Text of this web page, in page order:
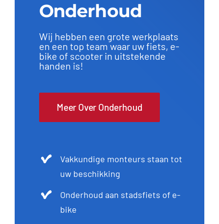
Onderhoud
Wij hebben een grote werkplaats
en een top team waar uw fiets, e-
bike of scooter in uitstekende
handen is!
Meer Over Onderhoud
Vakkundige monteurs staan tot
uw beschikking
Onderhoud aan stadsfiets of e-
bike